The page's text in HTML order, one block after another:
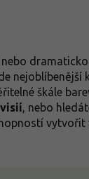
nejoblíbenější
škále
, nebo
vytvořit